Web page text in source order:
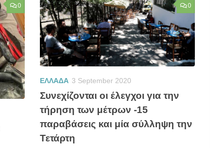
0 0
ΕΛΛΑΔΑ 3 September 2020
Συνεχίζονται οι έλεγχοι για την
τήρηση των μέτρων -15
παραβάσεις και μία σύλληψη την
Τετάρτη